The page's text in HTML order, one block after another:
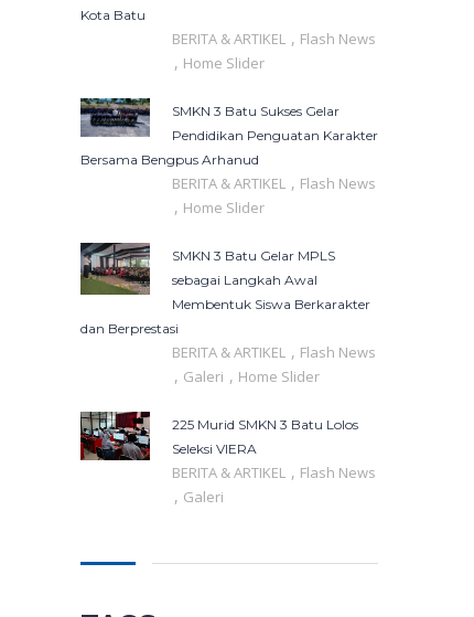
Kota Batu
BERITA & ARTIKEL , Flash News
, Home Slider
SMKN 3 Batu Sukses Gelar
Pendidikan Penguatan Karakter
Bersama Bengpus Arhanud
BERITA & ARTIKEL , Flash News
, Home Slider
SMKN 3 Batu Gelar MPLS
sebagai Langkah Awal
Membentuk Siswa Berkarakter
dan Berprestasi
BERITA & ARTIKEL , Flash News
, Galeri , Home Slider
225 Murid SMKN 3 Batu Lolos
Seleksi VIERA
BERITA & ARTIKEL , Flash News
, Galeri